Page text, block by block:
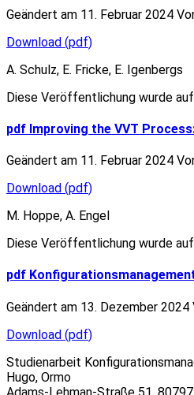
Geändert am 11. Februar 2024
Download (pdf)
A. Schulz, E. Fricke, E. Igenbergs
Diese Veröffentlichung wurde
pdf Improving the VVT
Geändert am 11. Februar 2024
Download (pdf)
M. Hoppe, A. Engel
Diese Veröffentlichung wurde
pdf
Geändert am 13. Dezember 2024
Download (pdf)
Studienarbeit
Hugo, Ormo
Adams-Lehman-Straße 51,